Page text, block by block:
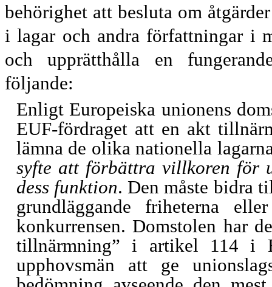
behörighet att besluta om
i lagar och andra författningar i
och upprätthålla en
följande:
Enligt Europeiska unionens
EUF-fördraget att en akt
lämna de olika nationella
syfte att förbättra villkoren för
dess funktion. Den måste bidra
grundläggande friheterna
konkurrensen. Domstolen har
tillnärmning” i artikel 114 i
upphovsmän att ge